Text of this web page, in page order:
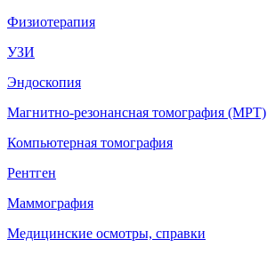
Физиотерапия
УЗИ
Эндоскопия
Магнитно-резонансная томография (МРТ)
Компьютерная томография
Рентген
Маммография
Медицинские осмотры, справки